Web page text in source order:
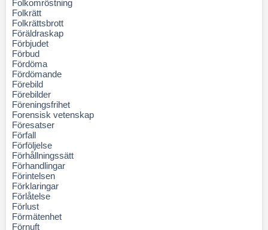
Folkomröstning
Folkrätt
Folkrättsbrott
Föräldraskap
Förbjudet
Förbud
Fördöma
Fördömande
Förebild
Förebilder
Föreningsfrihet
Forensisk vetenskap
Föresatser
Förfall
Förföljelse
Förhållningssätt
Förhandlingar
Förintelsen
Förklaringar
Förlåtelse
Förlust
Förmätenhet
Förnuft